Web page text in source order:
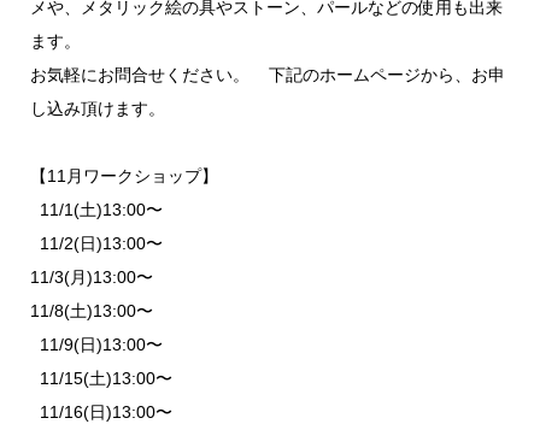
メや、メタリック絵の具やストーン、パールなどの使用も出来
ます。
お気軽にお問合せください。 下記のホームページから、お申
し込み頂けます。
【11月ワークショップ】
11/1(土)13:00〜
11/2(日)13:00〜
11/3(月)13:00〜
11/8(土)13:00〜
11/9(日)13:00〜
11/15(土)13:00〜
11/16(日)13:00〜